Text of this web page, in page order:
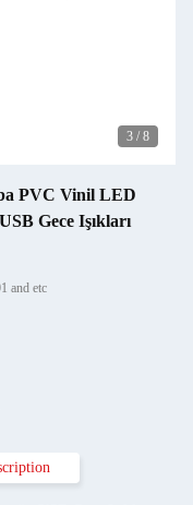
3 / 8
PVC Vinil LED
Gece Işıkları
and etc